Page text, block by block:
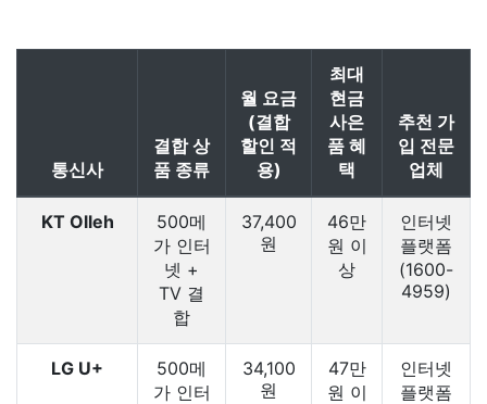
통신사
결합 상
품 종류
월 요금
(결합
할인 적
용)
최대
현금
사은
품 혜
택
추천 가
입 전문
업체
KT Olleh
500메
가 인터
넷 +
TV 결
합
37,400
원
46만
원 이
상
인터넷
플랫폼
(1600-
4959)
LG U+
500메
가 인터
34,100
원
47만
원 이
인터넷
플랫폼